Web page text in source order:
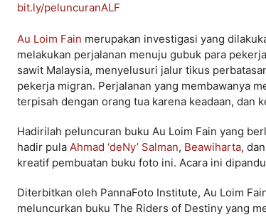
bit.ly/peluncuranALF
Au Loim Fain merupakan investigasi yang
melakukan perjalanan menuju gubuk para
sawit Malaysia, menyelusuri jalur tikus
pekerja migran. Perjalanan yang membawanya
terpisah dengan orang tua karena keadaan, dan
Hadirilah peluncuran buku Au Loim Fain yang
hadir pula Ahmad ‘deNy’ Salman, Beawiharta, dan
kreatif pembuatan buku foto ini. Acara ini
Diterbitkan oleh PannaFoto Institute, Au Loim
meluncurkan buku The Riders of Destiny yang